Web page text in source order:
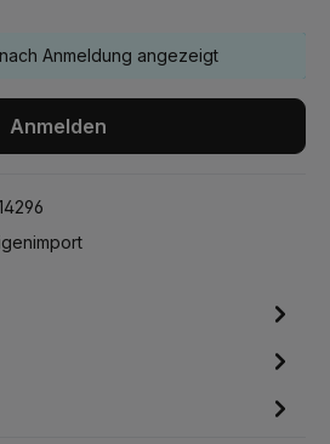
Anmeldung angezeigt
Anmelden